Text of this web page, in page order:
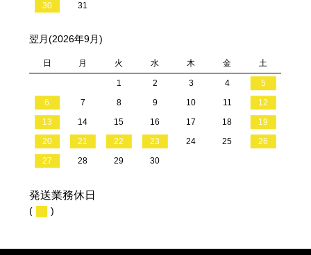
30
31
翌月(2026年9月)
日 月 火 水 木 金 土
1 2 3 4
5
6
7 8 9 10 11
12
13
14 15 16 17 18
19
20
21 22 23 24 25
26
27
28 29 30
発送業務休日
( )